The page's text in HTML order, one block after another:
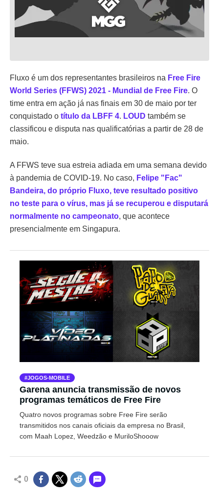
Fluxo é um dos representantes brasileiros na Free Fire
World Series (FFWS) 2021 - Mundial de Free Fire. O
time entra em ação já nas finais em 30 de maio por ter
conquistado o título da LBFF 4. LOUD também se
classificou e disputa nas qualificatórias a partir de 28 de
maio.
A FFWS teve sua estreia adiada em uma semana devido
à pandemia de COVID-19. No caso, Felipe "Fac"
Bandeira, do próprio Fluxo, teve resultado positivo
no teste para o vírus, mas já se recuperou e disputará
normalmente no campeonato, que acontece
presencialmente em Singapura.
JOGOS-MOBILE
Garena anuncia transmissão de novos
programas temáticos de Free Fire
Quatro novos programas sobre Free Fire serão
transmitidos nos canais oficiais da empresa no Brasil,
com Maah Lopez, Weedzão e MuriloShooow
0